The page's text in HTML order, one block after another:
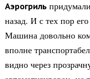
Аэрогриль
назад. И с тех пор
Машина довольно
вполне
видно через